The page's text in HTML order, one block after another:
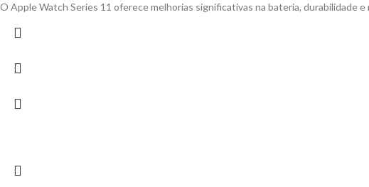
O Apple Watch Series 11 oferece melhorias significativas na bateria, durabilidade